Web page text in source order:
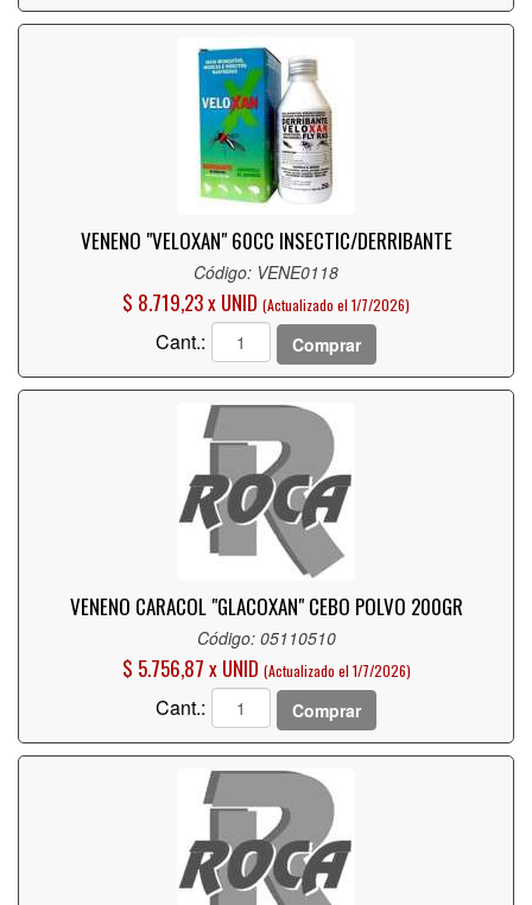
VENENO "VELOXAN" 60CC INSECTIC/DERRIBANTE
Código: VENE0118
$ 8.719,23 x UNID (Actualizado el 1/7/2026)
Cant.: Comprar
VENENO CARACOL "GLACOXAN" CEBO POLVO 200GR
Código: 05110510
$ 5.756,87 x UNID (Actualizado el 1/7/2026)
Cant.: Comprar